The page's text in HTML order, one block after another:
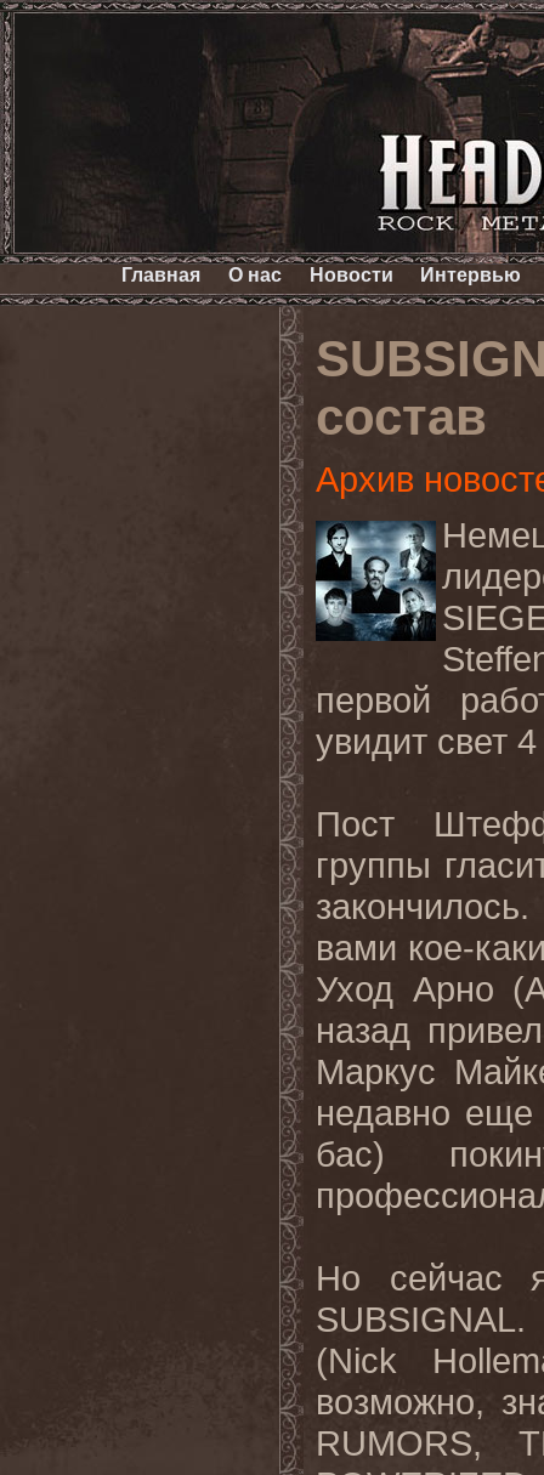
Главная О нас Новости Интервью
состав
Архив
первой
увидит свет
Пост
группы
вами кое-
Уход Арно (
назад
Маркус
недавно
бас)
Но сейчас
SUBSIGNAL.
(Nick
возможно,
RUMORS,